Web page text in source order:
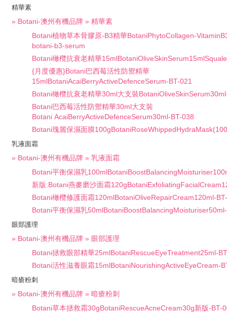
精華素
» Botani-澳州有機品牌 » 精華素
Botani植物草本骨膠原-B3精華BotaniPhytoCollagen-
botani-b3-serum
Botani橄欖抗衰老精華
{月度優惠}Botani巴西莓活性防禦精華
15mlBotaniAcaiBerryActiveDefenceSerum-BT-021
Botani橄欖抗衰老精華30ml大支裝
Botani巴西莓活性防禦精華30ml大支裝
Botani AcaiBerryActiveDefenceSerum30ml-BT-038
Botani瑰麗保濕面膜
乳液面霜
» Botani-澳州有機品牌 » 乳液面霜
Botani平衡保濕乳
新版:Botani燕麥磨沙面霜
Botani橄欖修護面霜120mlBotaniOliveRepairCream120ml-
Botani平衡保濕乳
眼部護理
» Botani-澳州有機品牌 » 眼部護理
Botani拯救眼部精華25mlBotaniRescueEyeTreatment25ml-
Botani活性滋養眼霜15mlBotaniNourishingActiveEyeCream-
暗瘡粉刺
» Botani-澳州有機品牌 » 暗瘡粉刺
Botani草本拯救霜30gBotaniRescueAcneCream30g新版-BT-